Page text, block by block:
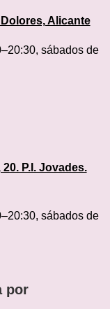
Alicante
sábados de
P.I. Jovades.
sábados de
por